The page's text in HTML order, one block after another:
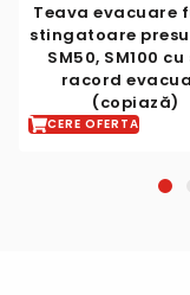
furtun
presurizate
SM100 cu stut
evacuare
3